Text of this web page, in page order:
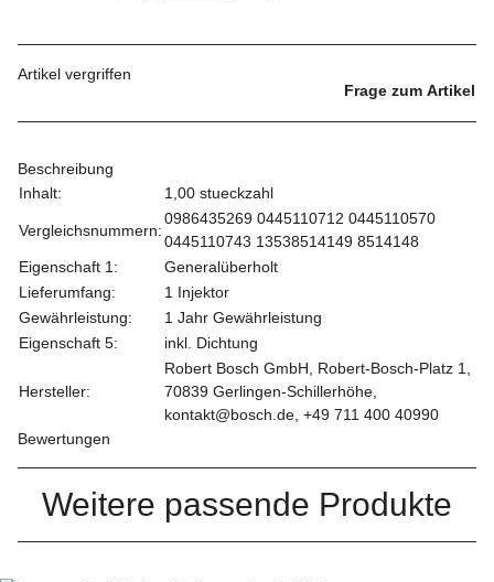
Artikel vergriffen
Frage zum Artikel
Beschreibung
Inhalt:
1,00 stueckzahl
Vergleichsnummern:
0986435269 0445110712 0445110570
0445110743 13538514149 8514148
Eigenschaft 1:
Generalüberholt
Lieferumfang:
1 Injektor
Gewährleistung:
1 Jahr Gewährleistung
Eigenschaft 5:
inkl. Dichtung
Hersteller:
Robert Bosch GmbH, Robert-Bosch-Platz 1,
70839 Gerlingen-Schillerhöhe,
kontakt@bosch.de, +49 711 400 40990
Bewertungen
Weitere passende Produkte